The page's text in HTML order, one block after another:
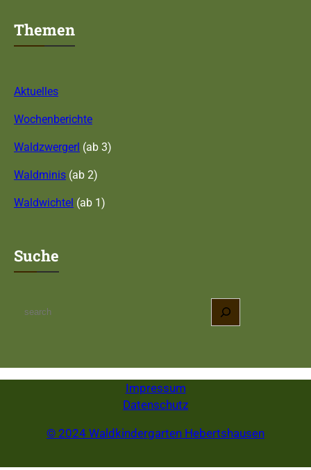
Themen
Aktuelles
Wochenberichte
Waldzwergerl (ab 3)
Waldminis (ab 2)
Waldwichtel (ab 1)
Suche
c
Impressum
Datenschutz
© 2024 Waldkindergarten Hebertshausen